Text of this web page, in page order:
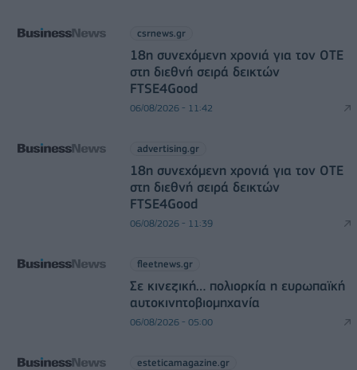
csrnews.gr
18η συνεχόμενη χρονιά για τον ΟΤΕ
στη διεθνή σειρά δεικτών
FTSE4Good
06/08/2026 - 11:42
advertising.gr
18η συνεχόμενη χρονιά για τον ΟΤΕ
στη διεθνή σειρά δεικτών
FTSE4Good
06/08/2026 - 11:39
fleetnews.gr
Σε κινεζική… πολιορκία η ευρωπαϊκή
αυτοκινητοβιομηχανία
06/08/2026 - 05:00
esteticamagazine.gr